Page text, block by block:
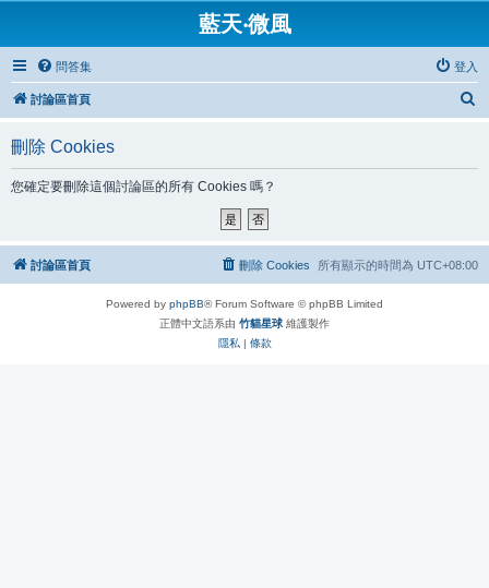
藍天‧微風
問答集 登入
討論區首頁
刪除 Cookies
您確定要刪除這個討論區的所有 Cookies 嗎？
討論區首頁 所有顯示的時間為 UTC+08:00
刪除 Cookies
Powered by phpBB® Forum Software © phpBB Limited
正體中文語系由 竹貓星球 維護製作
隱私 | 條款